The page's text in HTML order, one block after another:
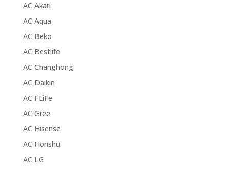
AC Akari
AC Aqua
AC Beko
AC Bestlife
AC Changhong
AC Daikin
AC FLiFe
AC Gree
AC Hisense
AC Honshu
AC LG